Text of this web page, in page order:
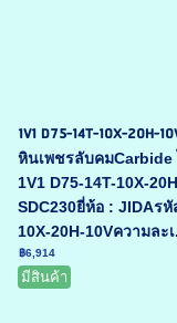
1V1 D75-14T-10X-20H-
หินเพชรลับคม
1V1 D75-14T-10X-
SDC230ยี่ห้อ : JIDAร
10X-20H-10Vความละเ
฿6,914
มีสินค้า